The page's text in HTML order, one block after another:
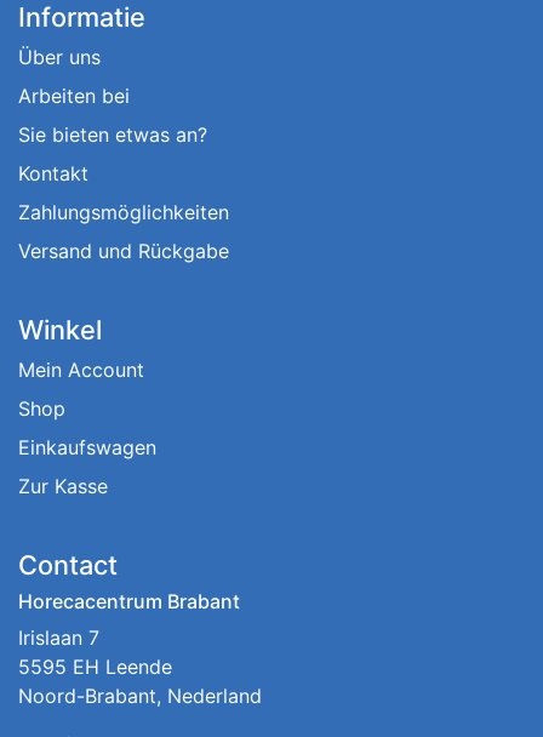
Informatie
Über uns
Arbeiten bei
Sie bieten etwas an?
Kontakt
Zahlungsmöglichkeiten
Versand und Rückgabe
Winkel
Mein Account
Shop
Einkaufswagen
Zur Kasse
Contact
Horecacentrum Brabant
Irislaan 7
5595 EH Leende
Noord-Brabant, Nederland